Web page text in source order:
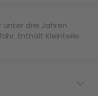
unter drei Jahren
Enthält Kleinteile.